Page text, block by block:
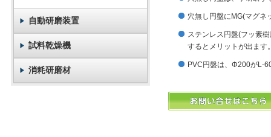
穴無し円盤にMG(マグネ
ステンレス円盤(フッ素
するとメリットが出ます
PVC円盤は、Φ200がL-
自動研磨装置
試料乾燥機
消耗研磨材